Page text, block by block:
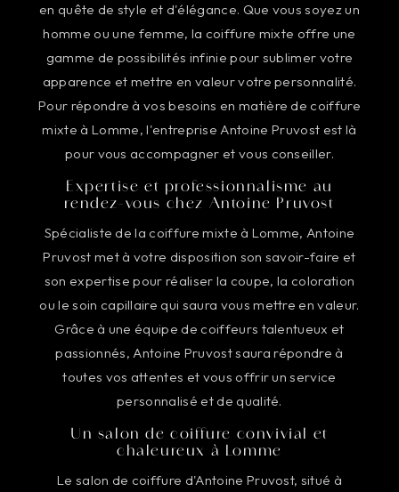
en quête de style et d'élégance. Que vous soyez un
homme ou une femme, la coiffure mixte offre une
gamme de possibilités infinie pour sublimer votre
apparence et mettre en valeur votre personnalité.
Pour répondre à vos besoins en matière de coiffure
mixte à Lomme, l'entreprise Antoine Pruvost est là
pour vous accompagner et vous conseiller.
Expertise et professionnalisme au
rendez-vous chez Antoine Pruvost
Spécialiste de la coiffure mixte à Lomme, Antoine
Pruvost met à votre disposition son savoir-faire et
son expertise pour réaliser la coupe, la coloration
ou le soin capillaire qui saura vous mettre en valeur.
Grâce à une équipe de coiffeurs talentueux et
passionnés, Antoine Pruvost saura répondre à
toutes vos attentes et vous offrir un service
personnalisé et de qualité.
Un salon de coiffure convivial et
chaleureux à Lomme
Le salon de coiffure d'Antoine Pruvost, situé à